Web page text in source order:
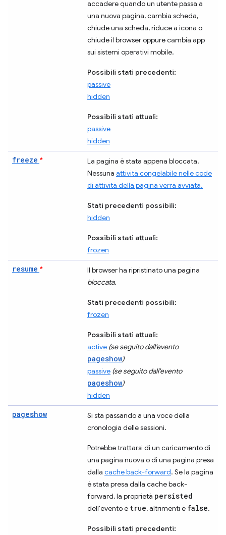
accadere quando un utente passa a
una nuova pagina, cambia scheda,
chiude una scheda, riduce a icona o
chiude il browser oppure cambia app
sui sistemi operativi mobile.
Possibili stati precedenti:
passive
hidden
Possibili stati attuali:
passive
hidden
freeze *
La pagina è stata appena bloccata.
Nessuna attività congelabile nelle code
di attività della pagina verrà avviata.
Stati precedenti possibili:
hidden
Possibili stati attuali:
frozen
resume *
Il browser ha ripristinato una pagina
bloccata.
Stati precedenti possibili:
frozen
Possibili stati attuali:
active (se seguito dall'evento
pageshow)
passive (se seguito dall'evento
pageshow)
hidden
pageshow
Si sta passando a una voce della
cronologia delle sessioni.
Potrebbe trattarsi di un caricamento di
una pagina nuova o di una pagina presa
dalla cache back-forward. Se la pagina
è stata presa dalla cache back-
forward, la proprietà persisted
dell'evento è true, altrimenti è false.
Possibili stati precedenti: